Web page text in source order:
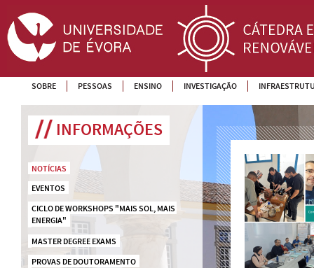
SOBRE PESSOAS ENSINO INVESTIGAÇÃO
INFORMAÇÕES
NOTÍCIAS
EVENTOS
CICLO DE WORKSHOPS "MAIS SOL, MAIS
ENERGIA"
MASTER DEGREE EXAMS
PROVAS DE DOUTORAMENTO